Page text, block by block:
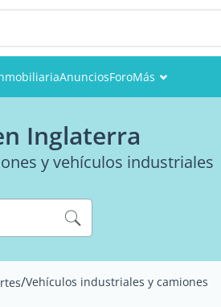
AnunciosForoMás
Inglaterra
y vehículos industriales
/Vehículos industriales y camiones